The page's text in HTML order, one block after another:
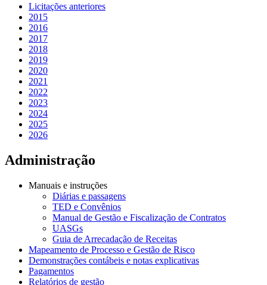
Licitações anteriores
2015
2016
2017
2018
2019
2020
2021
2022
2023
2024
2025
2026
Administração
Manuais e instruções
Diárias e passagens
TED e Convênios
Manual de Gestão e Fiscalização de Contratos
UASGs
Guia de Arrecadação de Receitas
Mapeamento de Processo e Gestão de Risco
Demonstrações contábeis e notas explicativas
Pagamentos
Relatórios de gestão